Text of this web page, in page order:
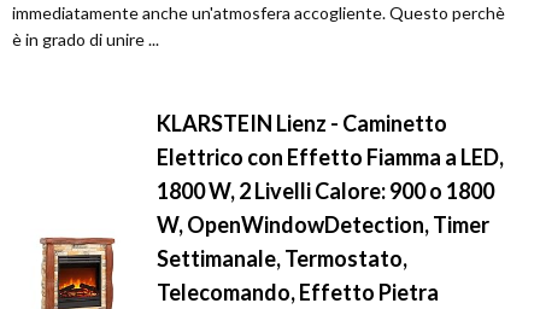
immediatamente anche un'atmosfera accogliente. Questo perchè
è in grado di unire ...
KLARSTEIN Lienz - Caminetto
Elettrico con Effetto Fiamma a LED,
1800 W, 2 Livelli Calore: 900 o 1800
W, OpenWindowDetection, Timer
Settimanale, Termostato,
Telecomando, Effetto Pietra